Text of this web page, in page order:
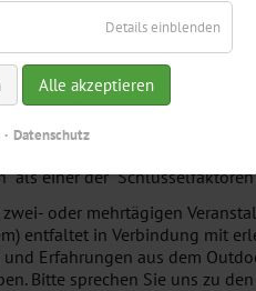
Trainings-
Erleben erleichtert
ist die Bereitschaft zur
als einer der
oder mehrtägigen
entfaltet in Verbindung mit
Erfahrungen aus dem
Bitte sprechen Sie uns zu
Details einblenden
Alle akzeptieren
Datenschutz